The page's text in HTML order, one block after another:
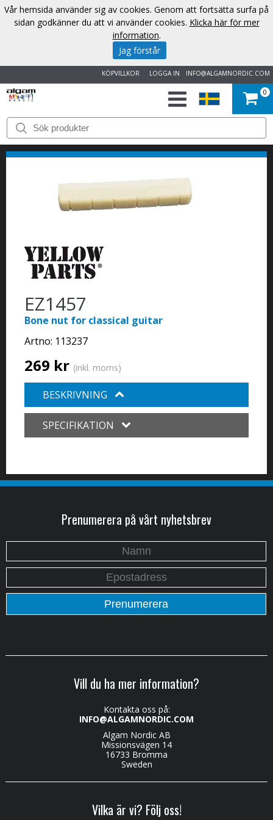
INFO@ALGAMNORDIC.COM
LOGGA IN
KÖPVILLKOR
START
VARUMÄRKEN
NYHETER
OSS
KONTAKT
0
EZ1457
Bone nut for classical guitar
Artno: 113237
269 kr (inkl. moms)
BESKRIVNING
SPECIFIKATION
Prenumerera på vårt nyhetsbrev
Vill du ha mer information?
Kontakta oss på:
INFO@ALGAMNORDIC.COM
Algam Nordic AB
Missionsvägen 14
16733 Bromma
Sweden
Vilka är vi? Följ oss!
Vår hemsida använder sig av cookies. Genom att fortsätta surfa på
sidan godkänner du att vi använder cookies. Klicka här för mer
information.
Jag förstår